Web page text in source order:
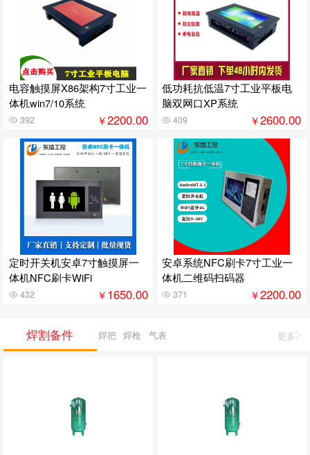
电容触摸屏X86架构7寸工业一
体机win7/10系统
392 ￥2200.00
低功耗抗低温7寸工业平板电
脑双网口XP系统
409 ￥2600.00
定时开关机安卓7寸触摸屏一
体机NFC刷卡WiFi
432 ￥1650.00
安卓系统NFC刷卡7寸工业一
体机二维码扫码器
371 ￥2200.00
焊割备件 焊把 焊枪 气表 更多